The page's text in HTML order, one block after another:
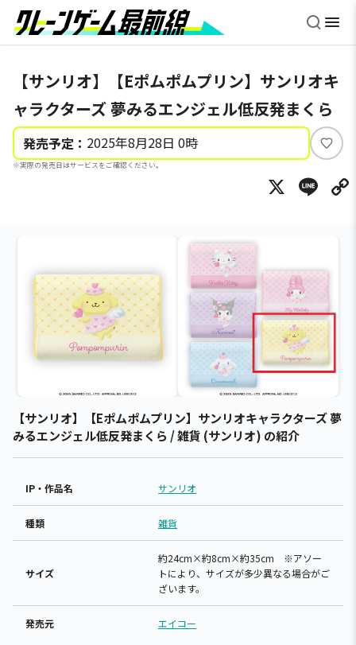
【サンリオ】【Eポムポムプリン】サンリオキ
ャラクターズ 夢みるエンジェル低反発まくら
発売予定： 2025年8月28日 0時
※実際の発売日はサービスをご確認ください。
い
ね
X
【サンリオ】【Eポムポムプリン】サンリオキャラクターズ 夢
みるエンジェル低反発まくら / 雑貨 (サンリオ) の紹介
IP・作品名 サンリオ
種類 雑貨
サイズ
約24cm×約8cm×約35cm ※アソー
トにより、サイズが多少異なる場合がご
ざいます。
発売元 エイコー